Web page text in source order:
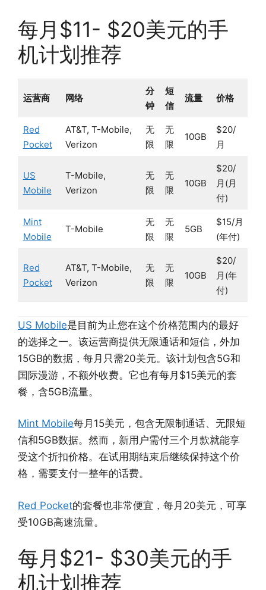
每月$11- $20美元的手
机计划推荐
运营商 网络
分
钟
短
信
流量 价格
Red
Pocket
AT&T, T-Mobile,
Verizon
无
限
无
限
10GB
$20/
月
US
Mobile
T-Mobile,
Verizon
无
限
无
限
10GB
$20/
月(月
付)
Mint
Mobile
T-Mobile
无
限
无
限
5GB
$15/月
(年付)
Red
Pocket
AT&T, T-Mobile,
Verizon
无
限
无
限
10GB
$20/
月(年
付)
US Mobile是目前为止您在这个价格范围内的最好
的选择之一。该运营商提供无限通话和短信，外加
15GB的数据，每月只需20美元。该计划包含5G和
国际漫游，不额外收费。它也有每月$15美元的套
餐，含5GB流量。
Mint Mobile每月15美元，包含无限制通话、无限短
信和5GB数据。然而，新用户需付三个月款就能享
受这个折扣价格。在试用期结束后继续保持这个价
格，需要支付一整年的话费。
Red Pocket的套餐也非常便宜，每月20美元，可享
受10GB高速流量。
每月$21- $30美元的手
机计划推荐